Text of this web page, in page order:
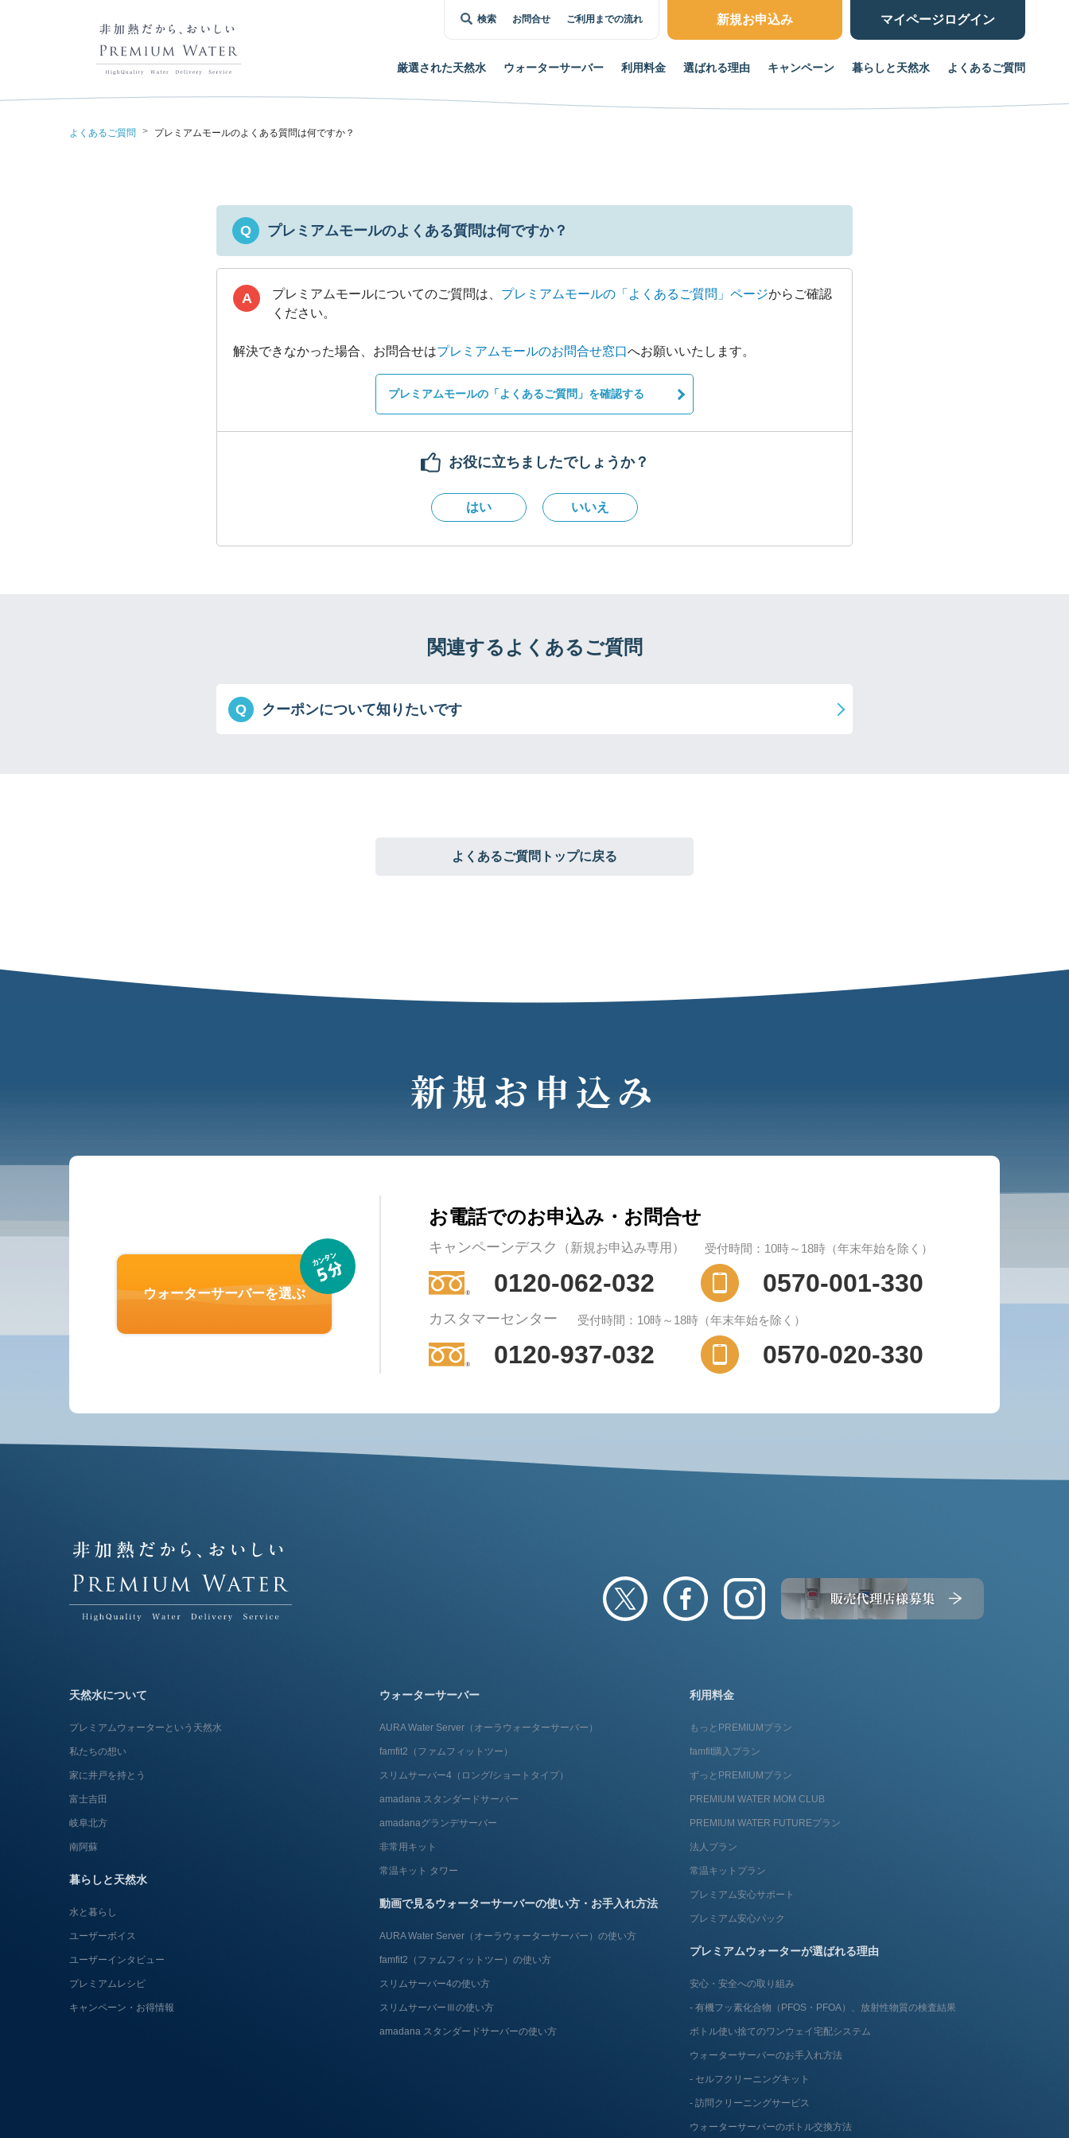
厳選された天然水 ウォーターサーバー 利用料金 選ばれる理由 キャンペーン 暮らしと天然水 よくあるご質問
検索 お問合せ ご利用までの流れ 新規お申込み マイページログイン
よくあるご質問 > プレミアムモールのよくある質問は何ですか？
Q プレミアムモールのよくある質問は何ですか？
A プレミアムモールについてのご質問は、 プレミアムモールの「よくあるご質問」ページからご確認
ください。
解決できなかった場合、お問合せはプレミアムモールのお問合せ窓口へお願いいたします。
プレミアムモールの「よくあるご質問」を確認する
お役に立ちましたでしょうか？
はい いいえ
関連するよくあるご質問
Q クーポンについて知りたいです
よくあるご質問トップに戻る
新規お申込み
ウォーターサーバーを選ぶ
お電話でのお申込み・お問合せ
キャンペーンデスク （新規お申込み専用） 受付時間：10時～18時（年末年始を除く）
0120-062-032 0570-001-330
カスタマーセンター 受付時間：10時～18時（年末年始を除く）
0120-937-032 0570-020-330
天然水について
プレミアムウォーターという天然水
私たちの想い
家に井戸を持とう
富士吉田
岐阜北方
南阿蘇
暮らしと天然水
水と暮らし
ユーザーボイス
ユーザーインタビュー
プレミアムレシピ
キャンペーン・お得情報
ウォーターサーバー
AURA Water Server​（オーラウォーターサーバー）
famfit2（ファムフィットツー）
スリムサーバー4（ロング/ショートタイプ）
amadana スタンダードサーバー
amadanaグランデサーバー
非常用キット
常温キット タワー
動画で見るウォーターサーバーの使い方・お手入れ方法
AURA Water Server​（オーラウォーターサーバー）の使い方
famfit2（ファムフィットツー）の使い方
スリムサーバー4の使い方
スリムサーバーⅢの使い方
amadana スタンダードサーバーの使い方
利用料金
もっとPREMIUMプラン
famfit購入プラン
ずっとPREMIUMプラン
PREMIUM WATER MOM CLUB
PREMIUM WATER FUTUREプラン
法人プラン
常温キットプラン
プレミアム安心サポート
プレミアム安心パック
プレミアムウォーターが選ばれる理由
安心・安全への取り組み
有機フッ素化合物（PFOS・PFOA）、放射性物質の検査結果
ボトル使い捨てのワンウェイ宅配システム
ウォーターサーバーのお手入れ方法
セルフクリーニングキット
訪問クリーニングサービス
ウォーターサーバーのボトル交換方法